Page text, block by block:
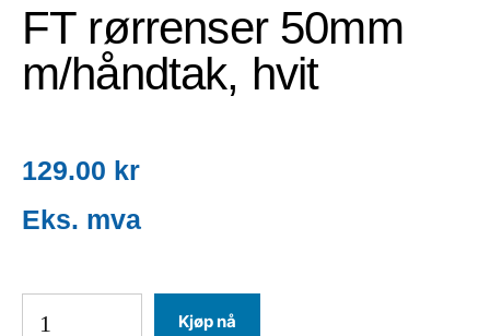
FT rørrenser 50mm
m/håndtak, hvit
129.00 kr
Kjøp nå